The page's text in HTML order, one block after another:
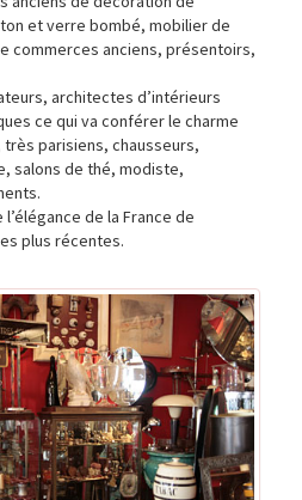
et verre bombé, mobilier de
commerces anciens, présentoirs,
architectes d’intérieurs
ce qui va conférer le charme
parisiens, chausseurs,
salons de thé, modiste,
de la France de
plus récentes.